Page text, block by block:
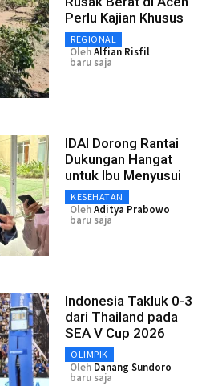
Perlu Kajian Khusus
REGIONAL
OlehAlfian Risfil
baru saja
IDAI Dorong Rantai
Dukungan Hangat
untuk Ibu Menyusui
KESEHATAN
OlehAditya Prabowo
baru saja
Indonesia Takluk 0-3
dari Thailand pada
SEA V Cup 2026
OLIMPIK
Oleh Danang Sundoro
baru saja